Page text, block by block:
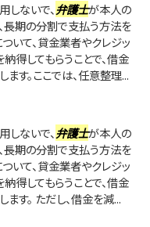
ないで、弁護士が本人の
長期の分割で支払う方法を
いて、貸金業者やクレジッ
得してもらうことで、借金
す。ここでは、任意整理...
ないで、弁護士が本人の
長期の分割で支払う方法を
いて、貸金業者やクレジッ
得してもらうことで、借金
す。 ただし、借金を減...